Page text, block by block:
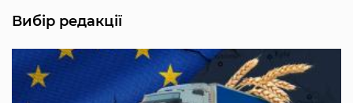
Вибір редакції